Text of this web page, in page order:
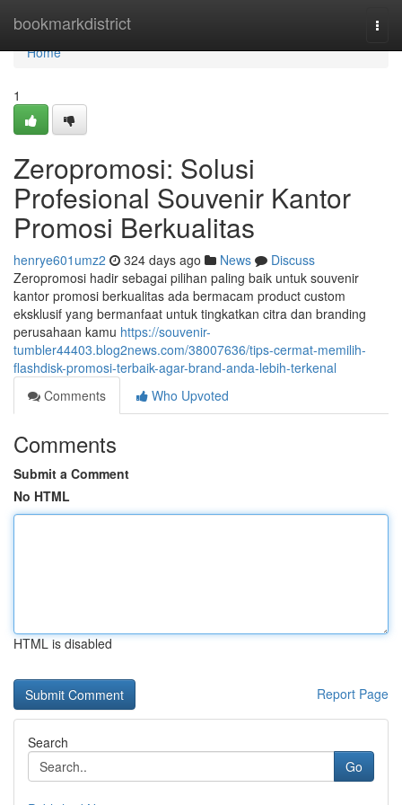
bookmarkdistrict
Home
Home
1
Zeropromosi: Solusi
Profesional Souvenir Kantor
Promosi Berkualitas
henrye601umz2 324 days ago News
Discuss
Zeropromosi hadir sebagai pilihan paling baik untuk souvenir
kantor promosi berkualitas ada bermacam product custom
eksklusif yang bermanfaat untuk tingkatkan citra dan branding
perusahaan kamu https://souvenir-
tumbler44403.blog2news.com/38007636/tips-cermat-memilih-
flashdisk-promosi-terbaik-agar-brand-anda-lebih-terkenal
Comments
Who Upvoted
Comments
Submit a Comment
No HTML
HTML is disabled
Report Page
Search
Go